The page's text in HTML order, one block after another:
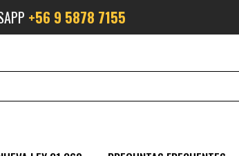
+56 9 5878 7155